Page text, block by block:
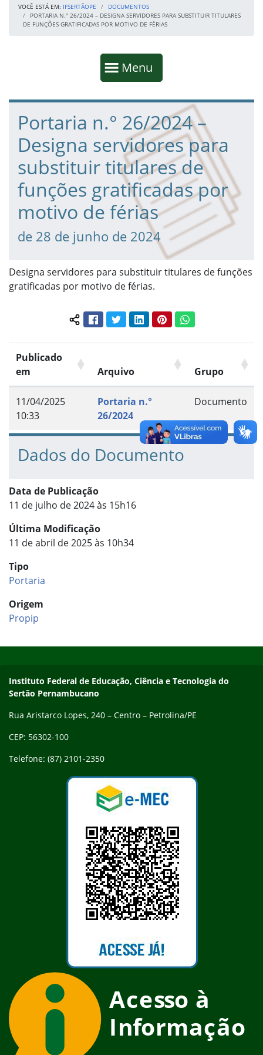
VOCÊ ESTÁ EM: IFSERTÃOPE
DOCUMENTOS
PORTARIA N.° 26/2024 – DESIGNA SERVIDORES PARA SUBSTITUIR TITULARES
DE FUNÇÕES GRATIFICADAS POR MOTIVO DE FÉRIAS
Mostrar
Menu
Fim da navegação
Início do conteúdo
Portaria n.° 26/2024 –
Designa servidores para
substituir titulares de
funções gratificadas por
motivo de férias
de 28 de junho de 2024
Designa servidores para substituir titulares de funções
gratificadas por motivo de férias.
Compartilhar conteúdo:
FacebookTwitterLinkedInPinterestWhatsApp
Publicado
em
Arquivo Grupo
11/04/2025
10:33
Portaria n.°
26/2024
Documento
Dados do Documento
Data de Publicação
11 de julho de 2024 às 15h16
Última Modificação
11 de abril de 2025 às 10h34
Tipo
Portaria
Origem
Propip
Endereço
Instituto Federal de Educação, Ciência e Tecnologia do
Sertão Pernambucano
Rua Aristarco Lopes, 240 – Centro – Petrolina/PE
CEP: 56302-100
Telefone: (87) 2101-2350